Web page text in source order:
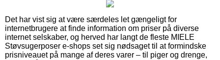
Det har vist sig at være særdeles let gængeligt for
internetbrugere at finde information om priser på diverse
internet selskaber, og herved har langt de fleste MIELE
Støvsugerposer e-shops set sig nødsaget til at formindske
prisniveauet på mange af deres varer – til piger og drenge,